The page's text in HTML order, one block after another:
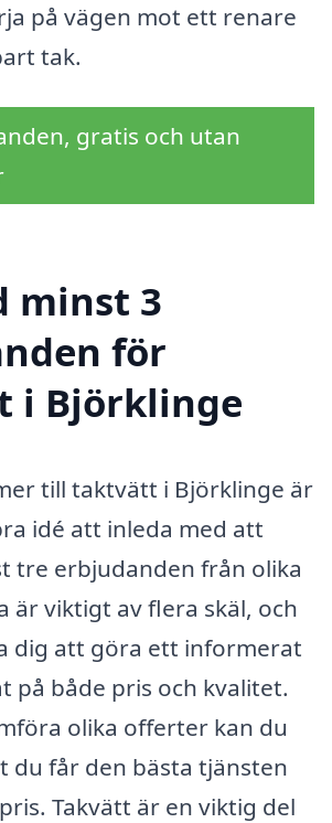
på vägen mot ett renare
tak.
gratis och utan
minst 3
för
i Björklinge
till taktvätt i Björklinge är
idé att inleda med att
tre erbjudanden från olika
är viktigt av flera skäl, och
dig att göra ett informerat
på både pris och kvalitet.
olika offerter kan du
du får den bästa tjänsten
Takvätt är en viktig del